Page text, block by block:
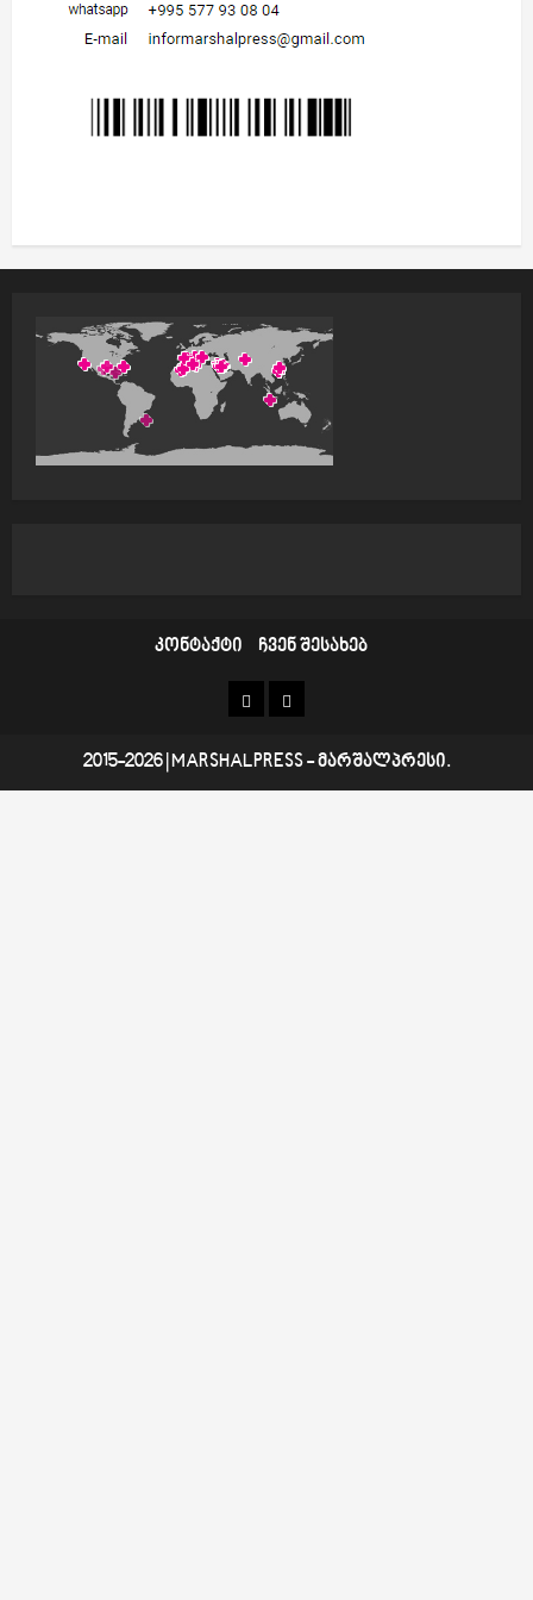
კონტაქტი ჩვენ შესახებ
კონტაქტი
ჩვენ
2015-2026 MARSHALPRESS- მარშალპრესი.